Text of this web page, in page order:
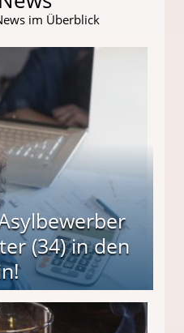
im Überblick
(34) in den